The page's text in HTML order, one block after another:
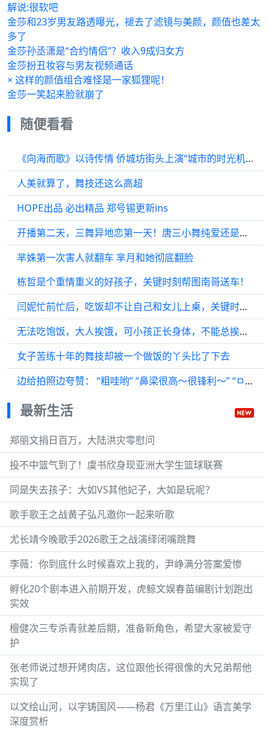
解说:很软吧
金莎和23岁男友路透曝光，褪去了滤镜与美颜，颜值也差太
多了
金莎孙丞潇是“合约情侣”？收入9成归女方
金莎扮丑妆容与男友视频通话
× 这样的颜值组合难怪是一家狐狸呢！
金莎一笑起来脸就崩了
随便看看
《向海而歌》以诗传情 侨城坊街头上演“城市的时光机”即兴诗会
人美就算了，舞技还这么高超
HOPE出品 必出精品 郑号锡更新ins
开播第二天，三舞异地恋第一天！唐三小舞纯爱还是熟悉的味道，三舞CP嗑起来
芈姝第一次害人就翻车 芈月和她彻底翻脸
栋哲是个重情重义的好孩子，关键时刻帮图南哥送车！
闫妮忙前忙后，吃饭却不让自己和女儿上桌，关键时刻丈夫也掉链子
无法吃饱饭，大人挨饿，可小孩正长身体，不能总挨饿吧
女子苦练十年的舞技却被一个做饭的丫头比了下去
边给拍照边夸赞： “粗哇哟” “鼻梁很高～很锋利～” “ㅁㅊㅁㅊㅁㅊ”
最新生活
郑丽文捐日百万，大陆洪灾零慰问
投不中篮气到了！虞书欣身现亚洲大学生篮球联赛
同是失去孩子：大如VS其他妃子，大如是玩呢？
歌手歌王之战黄子弘凡邀你一起来听歌
尤长靖今晚歌手2026歌王之战演绎闭嘴跳舞
李薇：你到底什么时候喜欢上我的，尹峥满分答案爱惨
孵化20个剧本进入前期开发，虎鲸文娱春苗编剧计划跑出
实效
檀健次三专杀青就差后期，准备新角色，希望大家被爱守
护
张老师说过想开烤肉店，这位跟他长得很像的大兄弟帮他
实现了
以文绘山河，以字铸国风——杨君《万里江山》语言美学
深度赏析